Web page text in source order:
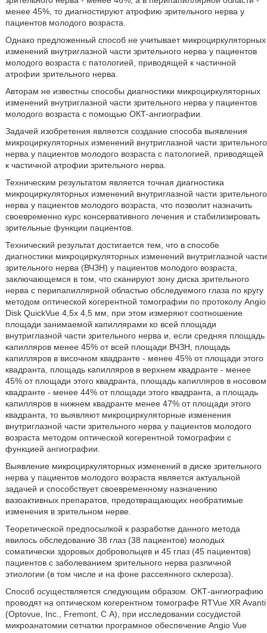
менее 45%, то диагностируют атрофию зрительного нерва у
пациентов молодого возраста.
Однако предложенный способ не учитывает микроциркуляторных
изменений внутриглазной части зрительного нерва у пациентов
молодого возраста с патологией, приводящей к частичной
атрофии зрительного нерва.
Авторам не известны способы диагностики микроциркуляторных
изменений внутриглазной части зрительного нерва у пациентов
молодого возраста с помощью ОКТ-ангиографии.
Задачей изобретения является создание способа выявления
микроциркуляторных изменений внутриглазной части зрительного
нерва у пациентов молодого возраста с патологией, приводящей
к частичной атрофии зрительного нерва.
Техническим результатом является точная диагностика
микроциркуляторных изменений внутриглазной части зрительного
нерва у пациентов молодого возраста, что позволит назначить
своевременно курс консервативного лечения и стабилизировать
зрительные функции пациентов.
Технический результат достигается тем, что в способе
диагностики микроциркуляторных изменений внутриглазной части
зрительного нерва (ВЧЗН) у пациентов молодого возраста,
заключающемся в том, что сканируют зону диска зрительного
нерва с перипапиллярной областью обследуемого глаза по кругу
методом оптической когерентной томографии по протоколу Angio
Disk QuickVue 4,5х 4,5 мм, при этом измеряют соотношение
площади занимаемой капиллярами ко всей площади
внутриглазной части зрительного нерва и, если средняя площадь
капилляров менее 45% от всей площади ВЧЗН, площадь
капилляров в височном квадранте - менее 45% от площади этого
квадранта, площадь капилляров в верхнем квадранте - менее
45% от площади этого квадранта, площадь капилляров в носовом
квадранте - менее 44% от площади этого квадранта, а площадь
капилляров в нижнем квадранте менее 47% от площади этого
квадранта, то выявляют микроциркуляторные изменения
внутриглазной части зрительного нерва у пациентов молодого
возраста методом оптической когерентной томографии с
функцией ангиографии.
Выявление микроциркуляторных изменений в диске зрительного
нерва у пациентов молодого возраста является актуальной
задачей и способствует своевременному назначению
вазоактивных препаратов, предотвращающих необратимые
изменения в зрительном нерве.
Теоретической предпосылкой к разработке данного метода
явилось обследование 38 глаз (38 пациентов) молодых
соматически здоровых добровольцев и 45 глаз (45 пациентов)
пациентов с заболеванием зрительного нерва различной
этиологии (в том числе и на фоне рассеянного склероза).
Способ осуществляется следующим образом. ОКТ-ангиографию
проводят на оптическом когерентном томографе RTVue XR Avanti
(Optovue, Inc., Fremont, С А), при исследовании сосудистой
микроанатомии сетчатки програмное обеспечение Angio Vue